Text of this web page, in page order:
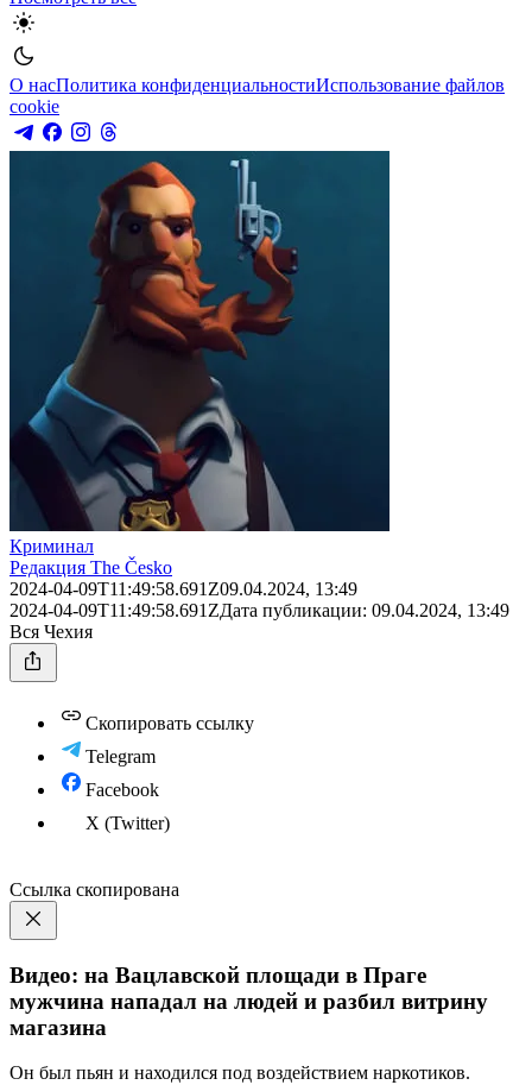
О насПолитика конфиденциальностиИспользование файлов
cookie
Криминал
Редакция The Česko
2024-04-09T11:49:58.691Z09.04.2024, 13:49
2024-04-09T11:49:58.691ZДата публикации: 09.04.2024, 13:49
Вся Чехия
Скопировать ссылку
Telegram
Facebook
X (Twitter)
Ссылка скопирована
Видео: на Вацлавской площади в Праге
мужчина нападал на людей и разбил витрину
магазина
Он был пьян и находился под воздействием наркотиков.